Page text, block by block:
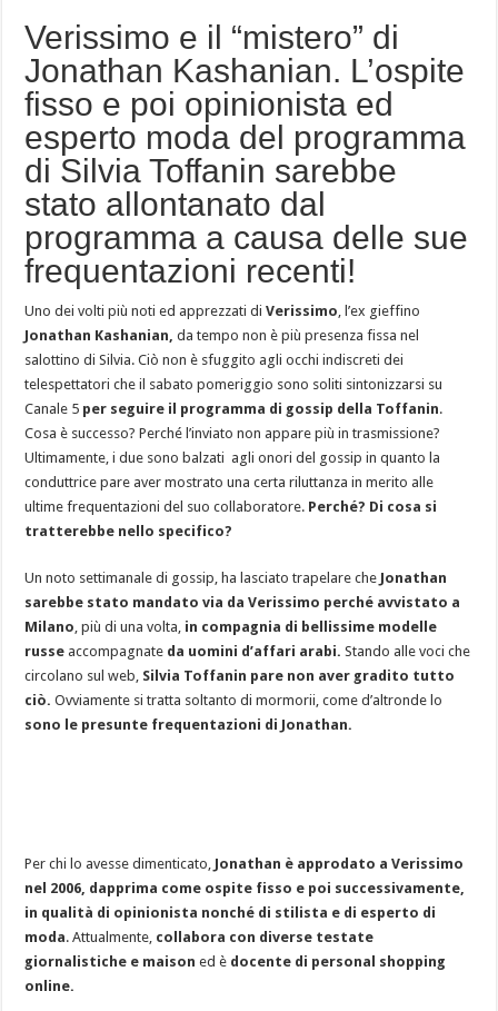
Verissimo e il “mistero” di
Jonathan Kashanian. L’ospite
fisso e poi opinionista ed
esperto moda del programma
di Silvia Toffanin sarebbe
stato allontanato dal
programma a causa delle sue
frequentazioni recenti!
Uno dei volti più noti ed apprezzati diVerissimo, l’ex gieffino
Jonathan Kashanian, da tempo non è più presenza fissa nel
salottino di Silvia. Ciò non è sfuggito agli occhi indiscreti dei
telespettatori che il sabato pomeriggio sono soliti sintonizzarsi su
Canale 5 per seguire il programma di gossip della Toffanin.
Cosa è successo? Perché l’inviato non appare più in trasmissione?
Ultimamente, i due sono balzati agli onori del gossip in quanto la
conduttrice pare aver mostrato una certa riluttanza in merito alle
ultime frequentazioni del suo collaboratore. Perché? Di cosa si
tratterebbe nello specifico?
Un noto settimanale di gossip, ha lasciato trapelare che Jonathan
sarebbe stato mandato via da Verissimo perché avvistato a
Milano, più di una volta, in compagnia di bellissime modelle
russe accompagnate da uomini d’affari arabi. Stando alle voci che
circolano sul web, Silvia Toffanin pare non aver gradito tutto
ciò.Ovviamente si tratta soltanto di mormorii, come d’altronde lo
sono le presunte frequentazioni di Jonathan.
Per chi lo avesse dimenticato, Jonathan è approdato a Verissimo
nel 2006, dapprima come ospite fisso e poi successivamente,
in qualità di opinionista nonché di stilista e di esperto di
moda. Attualmente, collabora con diverse testate
giornalistiche e maison ed è docente di personal shopping
online.